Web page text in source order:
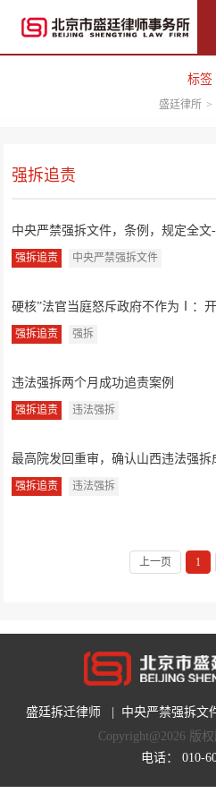
标签
盛廷律所 >
强拆追责
中央严禁强拆文件，条例，规定全
法？
强拆追责 中央严禁强拆文件
硬核”法官当庭怒斥政府不作为Ⅰ：
吗？
强拆追责 强拆
违法强拆两个月成功追责案例
强拆追责 违法强拆
最高院发回重审，确认山西违法强拆
强拆追责 违法强拆
上一页 1
盛廷拆迁律师 中央严禁强拆文
Copyright@2026 版
电话： 010-